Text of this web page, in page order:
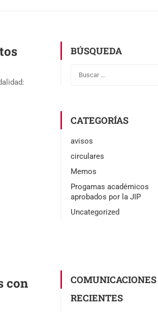
con
BÚSQUEDA
CATEGORÍAS
avisos
circulares
Memos
Progamas académicos
aprobados por la JIP
Uncategorized
COMUNICACIONES
RECIENTES